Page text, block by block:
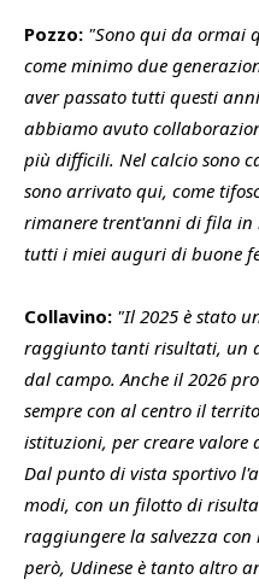
Pozzo: "Sono qui da ormai
come minimo due
aver passato tutti questi
abbiamo avuto
più difficili. Nel calcio sono
sono arrivato qui, come
rimanere trent'anni di fila in
tutti i miei auguri di buone
Collavino: "Il 2025 è stato
raggiunto tanti risultati, un
dal campo. Anche il 2026
sempre con al centro il
istituzioni, per creare
Dal punto di vista sportivo
modi, con un filotto di
raggiungere la salvezza
però, Udinese è tanto altro